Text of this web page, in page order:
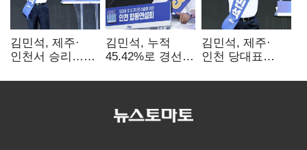
김민석, 제주·
인천서 승리…
탈환'(종합)
김민석, 누적
45.42%로 경선
격차
김민석, 제주·
인천 당대표